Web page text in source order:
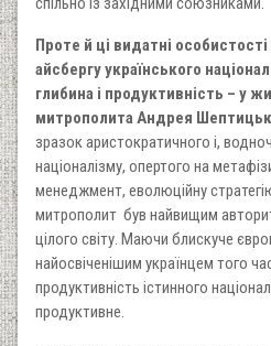
Проте й ці видатні
айсбергу українського
глибина і продуктивність – у
митрополита Андрея
зразок аристократичного і,
націоналізму, опертого на
менеджмент, еволюційну
митрополит був найвищим
цілого світу. Маючи блискуче
найосвіченішим українцем того
продуктивність істинного
продуктивне.